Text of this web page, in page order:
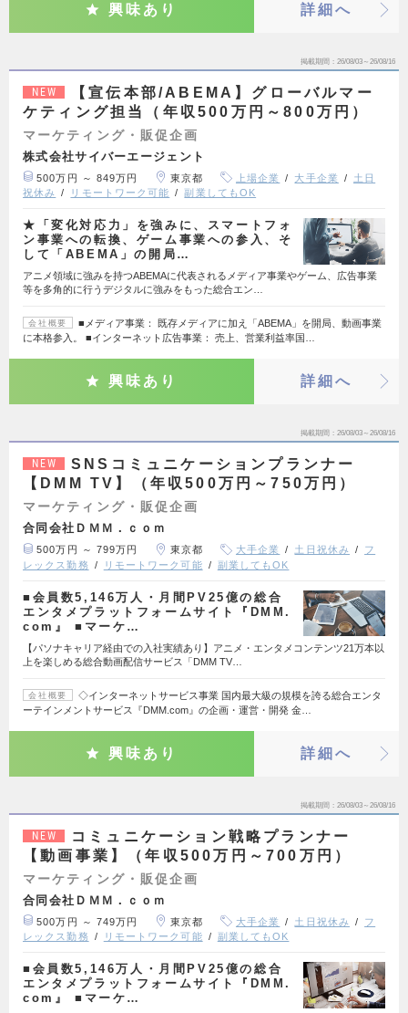
興味あり 詳細へ
掲載期間 26/08/03～26/08/16
NEW
【宣伝本部/ABEMA】グローバルマー
ケティング担当（年収500万円～800万円）
マーケティング・販促企画
株式会社サイバーエージェント
500万円 ～ 849万円 東京都 上場企業 大手企業
土日
祝休み
リモートワーク可能 副業してもOK
★「変化対応力」を強みに、スマートフォ
ン事業への転換、ゲーム事業への参入、そ
して「ABEMA」の開局…
アニメ領域に強みを持つABEMAに代表されるメディア事業やゲーム、広告事業
等を多角的に行うデジタルに強みをもった総合エン…
会社概要
■メディア事業： 既存メディアに加え「ABEMA」を開局、動画事業
に本格参入。 ■インターネット広告事業： 売上、営業利益率国…
興味あり 詳細へ
掲載期間 26/08/03～26/08/16
NEW
SNSコミュニケーションプランナー
【DMM TV】（年収500万円～750万円）
マーケティング・販促企画
合同会社ＤＭＭ．ｃｏｍ
500万円 ～ 799万円 東京都 大手企業 土日祝休み
フ
レックス勤務
リモートワーク可能 副業してもOK
■会員数5,146万人・月間PV25億の総合
エンタメプラットフォームサイト『DMM.
com』 ■マーケ…
【パソナキャリア経由での入社実績あり】アニメ・エンタメコンテンツ21万本以
上を楽しめる総合動画配信サービス「DMM TV…
会社概要
◇インターネットサービス事業 国内最大級の規模を誇る総合エンタ
ーテインメントサービス『DMM.com』の企画・運営・開発 金…
興味あり 詳細へ
掲載期間 26/08/03～26/08/16
NEW
コミュニケーション戦略プランナー
【動画事業】（年収500万円～700万円）
マーケティング・販促企画
合同会社ＤＭＭ．ｃｏｍ
500万円 ～ 749万円 東京都 大手企業 土日祝休み
フ
レックス勤務
リモートワーク可能 副業してもOK
■会員数5,146万人・月間PV25億の総合
エンタメプラットフォームサイト『DMM.
com』 ■マーケ…